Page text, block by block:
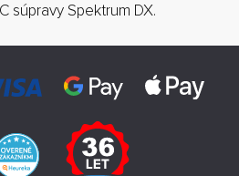
súpravy Spektrum DX.